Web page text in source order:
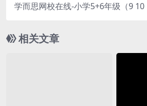
学而思网校在线-小学5+6年级（9 10
相关文章